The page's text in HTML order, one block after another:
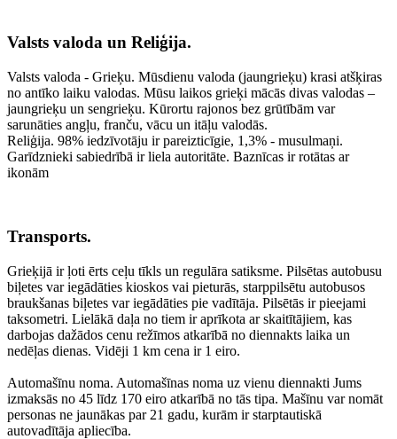
Valsts valoda un Reliģija.
Valsts valoda - Grieķu. Mūsdienu valoda (jaungrieķu) krasi atšķiras
no antīko laiku valodas. Mūsu laikos grieķi mācās divas valodas –
jaungrieķu un sengrieķu. Kūrortu rajonos bez grūtībām var
sarunāties angļu, franču, vācu un itāļu valodās.
Reliģija. 98% iedzīvotāju ir pareizticīgie, 1,3% - musulmaņi.
Garīdznieki sabiedrībā ir liela autoritāte. Baznīcas ir rotātas ar
ikonām
Transports.
Grieķijā ir ļoti ērts ceļu tīkls un regulāra satiksme. Pilsētas autobusu
biļetes var iegādāties kioskos vai pieturās, starppilsētu autobusos
braukšanas biļetes var iegādāties pie vadītāja. Pilsētās ir pieejami
taksometri. Lielākā daļa no tiem ir aprīkota ar skaitītājiem, kas
darbojas dažādos cenu režīmos atkarībā no diennakts laika un
nedēļas dienas. Vidēji 1 km cena ir 1 eiro.
Automašīnu noma. Automašīnas noma uz vienu diennakti Jums
izmaksās no 45 līdz 170 eiro atkarībā no tās tipa. Mašīnu var nomāt
personas ne jaunākas par 21 gadu, kurām ir starptautiskā
autovadītāja apliecība.